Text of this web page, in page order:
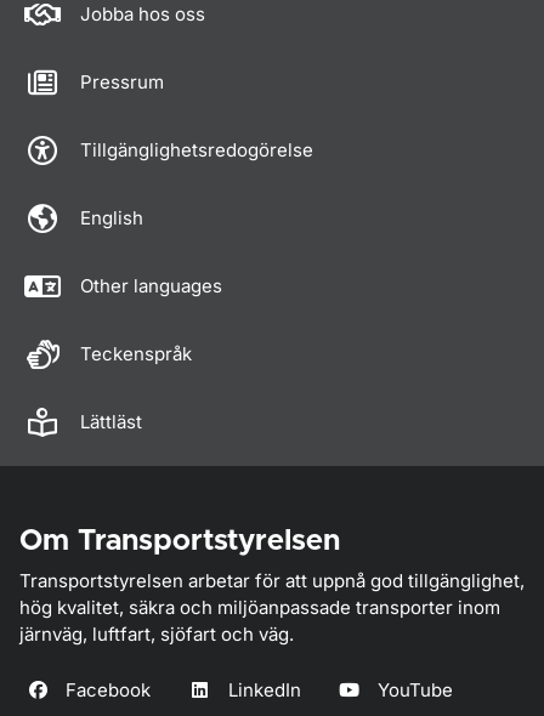
Jobba hos oss
Pressrum
Tillgänglighetsredogörelse
English
Other languages
Teckenspråk
Lättläst
Om Transportstyrelsen
Transportstyrelsen arbetar för att uppnå god tillgänglighet,
hög kvalitet, säkra och miljöanpassade transporter inom
järnväg, luftfart, sjöfart och väg.
Facebook LinkedIn YouTube